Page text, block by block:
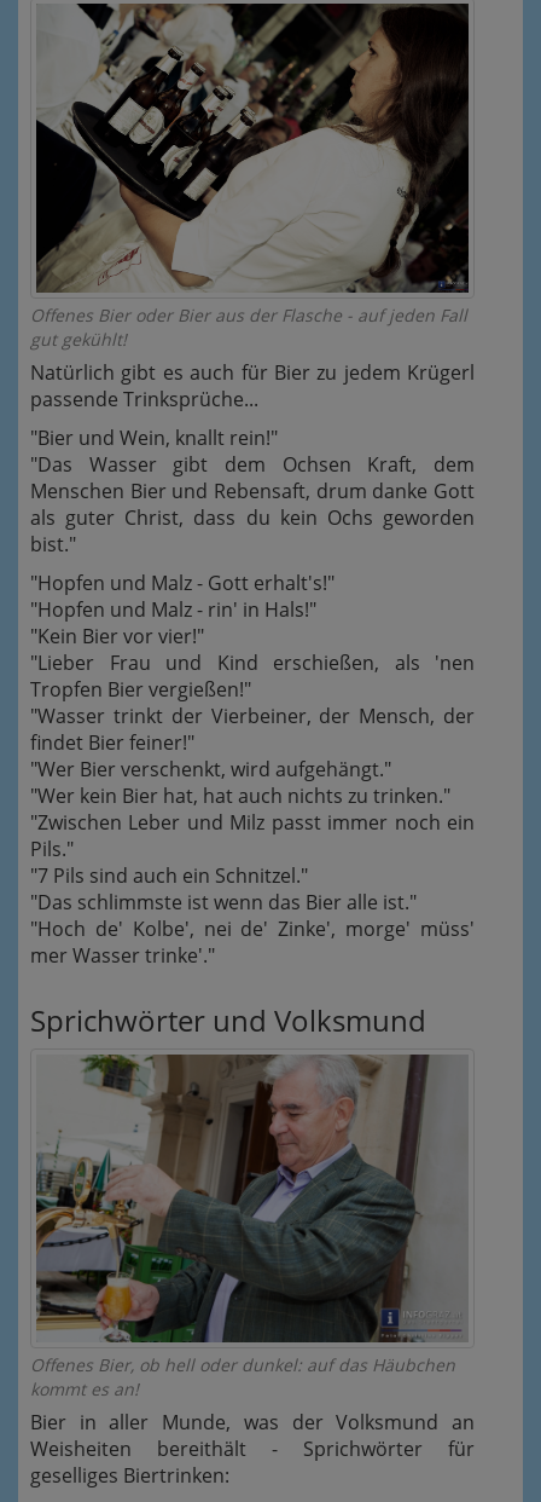
Offenes Bier oder Bier aus der Flasche - auf jeden Fall
gut gekühlt!
Natürlich gibt es auch für Bier zu jedem Krügerl
passende Trinksprüche...
"Bier und Wein, knallt rein!"
"Das Wasser gibt dem Ochsen Kraft, dem
Menschen Bier und Rebensaft, drum danke Gott
als guter Christ, dass du kein Ochs geworden
bist."
"Hopfen und Malz - Gott erhalt's!"
"Hopfen und Malz - rin' in Hals!"
"Kein Bier vor vier!"
"Lieber Frau und Kind erschießen, als 'nen
Tropfen Bier vergießen!"
"Wasser trinkt der Vierbeiner, der Mensch, der
findet Bier feiner!"
"Wer Bier verschenkt, wird aufgehängt."
"Wer kein Bier hat, hat auch nichts zu trinken."
"Zwischen Leber und Milz passt immer noch ein
Pils."
"7 Pils sind auch ein Schnitzel."
"Das schlimmste ist wenn das Bier alle ist."
"Hoch de' Kolbe', nei de' Zinke', morge' müss'
mer Wasser trinke'."
Sprichwörter und Volksmund
Offenes Bier, ob hell oder dunkel: auf das Häubchen
kommt es an!
Bier in aller Munde, was der Volksmund an
Weisheiten bereithält - Sprichwörter für
geselliges Biertrinken: